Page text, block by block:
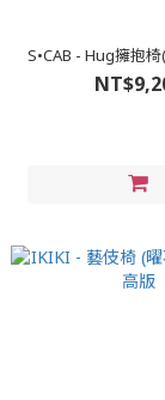
S•CAB - Hug擁抱